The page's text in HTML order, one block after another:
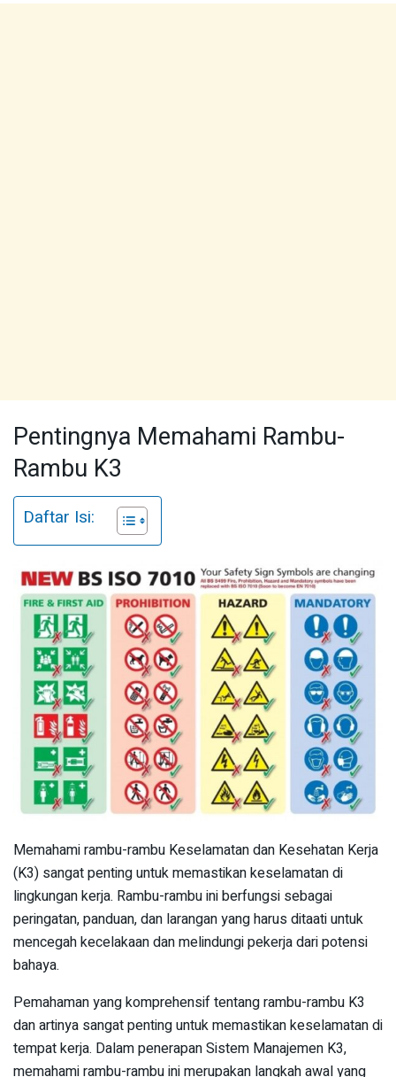
Pentingnya Memahami Rambu-
Rambu K3
Daftar Isi:
Memahami rambu-rambu Keselamatan dan Kesehatan Kerja
(K3) sangat penting untuk memastikan keselamatan di
lingkungan kerja. Rambu-rambu ini berfungsi sebagai
peringatan, panduan, dan larangan yang harus ditaati untuk
mencegah kecelakaan dan melindungi pekerja dari potensi
bahaya.
Pemahaman yang komprehensif tentang rambu-rambu K3
dan artinya sangat penting untuk memastikan keselamatan di
tempat kerja. Dalam penerapan Sistem Manajemen K3,
memahami rambu-rambu ini merupakan langkah awal yang